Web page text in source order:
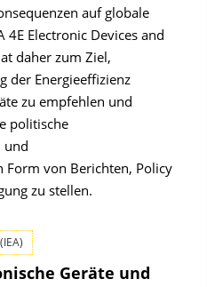
auf globale
4E Electronic Devices and
daher zum Ziel,
der Energieeffizienz
zu empfehlen und
politische
und
von Berichten, Policy
zu stellen.
Geräte und